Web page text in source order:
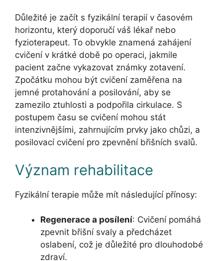
Důležité je začít s fyzikální terapií v časovém
horizontu, který doporučí váš lékař nebo
fyzioterapeut. To obvykle znamená zahájení
cvičení v krátké době po operaci, jakmile
pacient začne vykazovat známky zotavení.
Zpočátku mohou být cvičení zaměřena na
jemné protahování a posilování, aby se
zamezilo ztuhlosti a podpořila cirkulace. S
postupem času se cvičení mohou stát
intenzivnějšími, zahrnujícím prvky jako chůzi, a
posilovací cvičení pro zpevnění břišních svalů.
Význam rehabilitace
Fyzikální terapie může mít následující přínosy:
Regenerace a posílení: Cvičení pomáhá
zpevnit břišní svaly a předcházet
oslabení, což je důležité pro dlouhodobé
zdraví.